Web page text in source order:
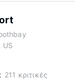
US
211 κριτικές